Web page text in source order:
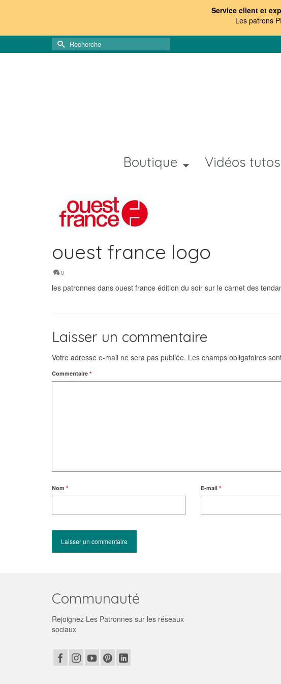
Service client et
Les patrons
Rechercher :
Boutique Vidéos tutos
ouest france logo
0
les patronnes dans ouest france édition du soir sur le carnet des
Laisser un commentaire
Votre adresse e-mail ne sera pas publiée. Les champs obligatoires
Commentaire *
Nom * E-mail *
Communauté
Rejoignez Les Patronnes sur les réseaux
sociaux